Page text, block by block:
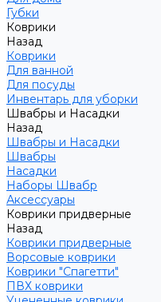
Губки
Коврики
Назад
Коврики
Для ванной
Для посуды
Инвентарь для уборки
Швабры и Насадки
Назад
Швабры и Насадки
Швабры
Насадки
Наборы Швабр
Аксессуары
Коврики придверные
Назад
Коврики придверные
Ворсовые коврики
Коврики "Спагетти"
ПВХ коврики